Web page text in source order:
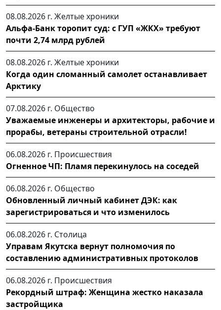
08.08.2026 г. Желтые хроники
Альфа-Банк торопит суд: с ГУП «ЖКХ» требуют
почти 2,74 млрд рублей
08.08.2026 г. Желтые хроники
Когда один сломанный самолет останавливает
Арктику
07.08.2026 г. Общество
Уважаемые инженеры и архитекторы, рабочие и
прорабы, ветераны строительной отрасли!
06.08.2026 г. Происшествия
Огненное ЧП: Пламя перекинулось на соседей
06.08.2026 г. Общество
Обновленный личный кабинет ДЭК: как
зарегистрироваться и что изменилось
06.08.2026 г. Столица
Управам Якутска вернут полномочия по
составлению административных протоколов
06.08.2026 г. Происшествия
Рекордный штраф: Женщина жестко наказала
застройщика